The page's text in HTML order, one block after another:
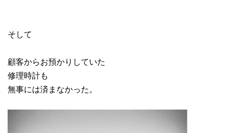
そして
顧客からお預かりしていた
修理時計も
無事には済まなかった。